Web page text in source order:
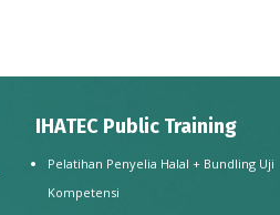
IHATEC Public Training
Pelatihan Penyelia Halal + Bundling Uji
Kompetensi